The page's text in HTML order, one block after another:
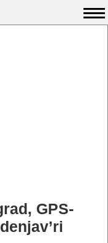
GPS-